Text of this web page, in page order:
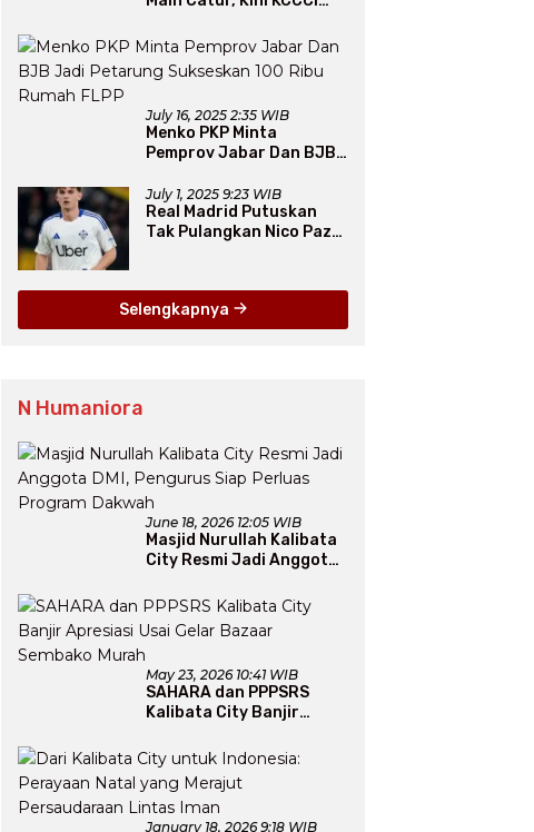
July 16, 2025 2:35 WIB
Menko PKP Minta
Pemprov Jabar Dan BJB
100 Ribu Rumah FLPP
July 1, 2025 9:23 WIB
Real Madrid Putuskan
Tak Pulangkan Nico Paz
Selengkapnya
N Humaniora
June 18, 2026 12:05 WIB
Masjid Nurullah Kalibata
City Resmi Jadi Anggota
Perluas Program Dakwah
May 23, 2026 10:41 WIB
SAHARA dan PPPSRS
Kalibata City Banjir
Bazaar Sembako Murah
January 18, 2026 9:18 WIB